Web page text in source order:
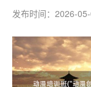
发布时间：2026-